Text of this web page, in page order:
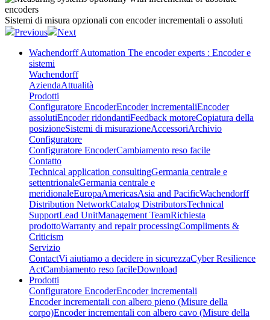
Sistemi di misura opzionali con encoder incrementali o assoluti
Previous
Next
Wachendorff Automation The encoder experts : Encoder e
sistemi
Wachendorff
AziendaAttualità
Prodotti
Configuratore EncoderEncoder incrementaliEncoder
assolutiEncoder ridondantiFeedback motoreCopiatura della
posizioneSistemi di misurazioneAccessoriArchivio
Configuratore
Configuratore EncoderCambiamento reso facile
Contatto
Technical application consultingGermania centrale e
settentrionaleGermania centrale e
meridionaleEuropaAmericasAsia and PacificWachendorff
Distribution NetworkCatalog DistributorsTechnical
SupportLead UnitManagement TeamRichiesta
prodottoWarranty and repair processingCompliments &
Criticism
Servizio
ContactVi aiutiamo a decidere in sicurezzaCyber Resilience
ActCambiamento reso facileDownload
Prodotti
Configuratore EncoderEncoder incrementali
Encoder incrementali con albero pieno (Misure della
corpo)Encoder incrementali con albero cavo (Misure della